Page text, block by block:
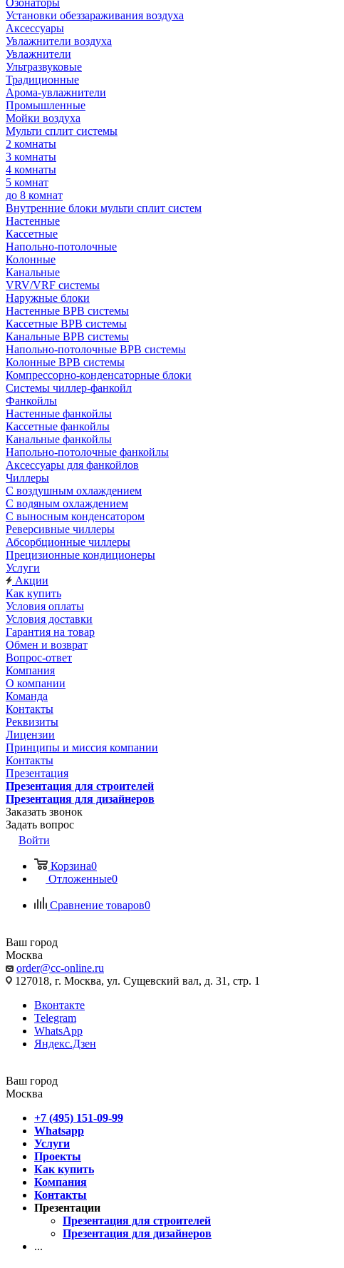
Озонаторы
Установки обеззараживания воздуха
Аксессуары
Увлажнители воздуха
Увлажнители
Ультразвуковые
Традиционные
Арома-увлажнители
Промышленные
Мойки воздуха
Мульти сплит системы
2 комнаты
3 комнаты
4 комнаты
5 комнат
до 8 комнат
Внутренние блоки мульти сплит систем
Настенные
Кассетные
Напольно-потолочные
Колонные
Канальные
VRV/VRF системы
Наружные блоки
Настенные ВРВ системы
Кассетные ВРВ системы
Канальные ВРВ системы
Напольно-потолочные ВРВ системы
Колонные ВРВ системы
Компрессорно-конденсаторные блоки
Системы чиллер-фанкойл
Фанкойлы
Настенные фанкойлы
Кассетные фанкойлы
Канальные фанкойлы
Напольно-потолочные фанкойлы
Аксессуары для фанкойлов
Чиллеры
С воздушным охлаждением
С водяным охлаждением
С выносным конденсатором
Реверсивные чиллеры
Абсорбционные чиллеры
Прецизионные кондиционеры
Услуги
Акции
Как купить
Условия оплаты
Условия доставки
Гарантия на товар
Обмен и возврат
Вопрос-ответ
Компания
О компании
Команда
Контакты
Реквизиты
Лицензии
Принципы и миссия компании
Контакты
Презентация
Презентация для строителей
Презентация для дизайнеров
Заказать звонок
Задать вопрос
Войти
Корзина0
Отложенные0
Сравнение товаров0
Ваш город
Москва
order@cc-online.ru
127018, г. Москва, ул. Сущевский вал, д. 31, стр. 1
Вконтакте
Telegram
WhatsApp
Яндекс.Дзен
Ваш город
Москва
+7 (495) 151-09-99
Whatsapp
Услуги
Проекты
Как купить
Компания
Контакты
Презентации
Презентация для строителей
Презентация для дизайнеров
...